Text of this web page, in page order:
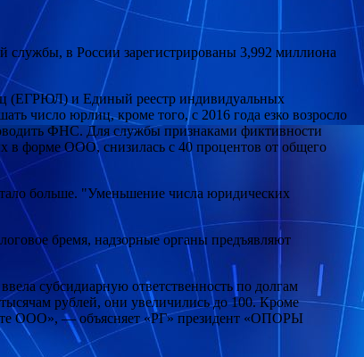
в России зарегистрированы 3,992 миллиона
(ЕГРЮЛ) и Единый реестр индивидуальных
число юрлиц, кроме того, с 2016 года езко возросло
ФНС. Для службы признаками фиктивности
в форме ООО, снизилась с 40 процентов от общего
больше. "Уменьшение числа юридических
бремя, надзорные органы предъявляют
субсидиарную ответственность по долгам
рублей, они увеличились до 100. Кроме
ООО», — объясняет «РГ» президент «ОПОРЫ